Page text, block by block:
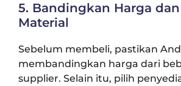
5. Bandingkan Harga
Material
Sebelum membeli, pastikan
membandingkan harga dari
supplier. Selain itu, pilih